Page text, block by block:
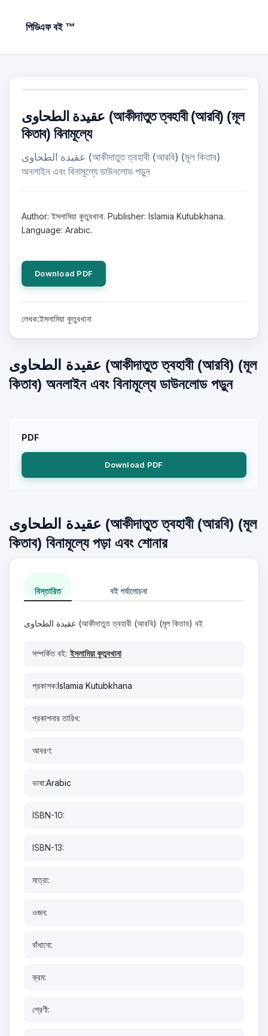
পিডিএফ বই ™
عقيدة الطحاوى (আকীদাতুত ত্বহাবী (আরবি) (মূল
কিতাব) বিনামূল্যে
عقيدة الطحاوى (আকীদাতুত ত্বহাবী (আরবি) (মূল কিতাব)
অনলাইন এবং বিনামূল্যে ডাউনলোড পড়ুন
Author: ইসলামিয়া কুতুবখানা. Publisher: Islamia Kutubkhana.
Language: Arabic.
Download PDF
লেখক:ইসলামিয়া কুতুবখানা
عقيدة الطحاوى (আকীদাতুত ত্বহাবী (আরবি) (মূল
কিতাব) অনলাইন এবং বিনামূল্যে ডাউনলোড পড়ুন
PDF
Download PDF
عقيدة الطحاوى (আকীদাতুত ত্বহাবী (আরবি) (মূল
কিতাব) বিনামূল্যে পড়া এবং শোনার
বিস্তারিত বই পর্যালোচনা
عقيدة الطحاوى (আকীদাতুত ত্বহাবী (আরবি) (মূল কিতাব) বই
সম্পর্কিত বই: ইসলামিয়া কুতুবখানা
প্রকাশক:Islamia Kutubkhana
প্রকাশনার তারিখ:
আবরণ:
ভাষা:Arabic
ISBN-10:
ISBN-13:
মাত্রা:
ওজন:
বাঁধানো:
ক্রম:
শ্রেণী: